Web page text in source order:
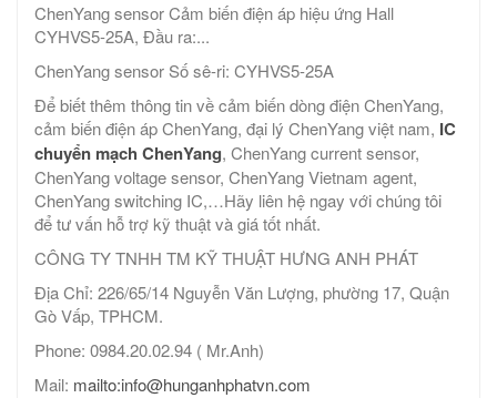
ChenYang sensor Cảm biến điện áp hiệu ứng Hall
CYHVS5-25A, Đầu ra:...
ChenYang sensor Số sê-ri: CYHVS5-25A
Để biết thêm thông tin về cảm biến dòng điện ChenYang,
cảm biến điện áp ChenYang, đại lý ChenYang việt nam, IC
chuyển mạch ChenYang, ChenYang current sensor,
ChenYang voltage sensor, ChenYang Vietnam agent,
ChenYang switching IC,…Hãy liên hệ ngay với chúng tôi
để tư vấn hỗ trợ kỹ thuật và giá tốt nhất.
CÔNG TY TNHH TM KỸ THUẬT HƯNG ANH PHÁT
Địa Chỉ: 226/65/14 Nguyễn Văn Lượng, phường 17, Quận
Gò Vấp, TPHCM.
Phone: 0984.20.02.94 ( Mr.Anh)
Mail: mailto:info@hunganhphatvn.com